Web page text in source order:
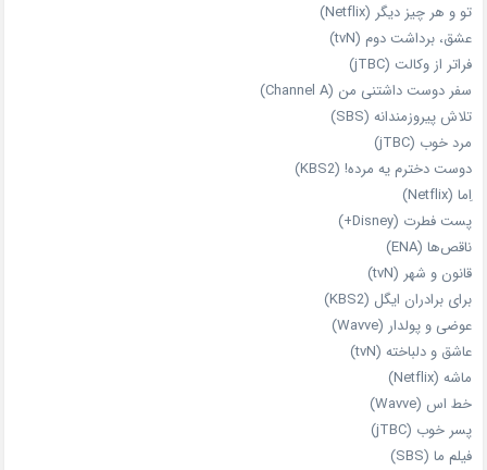
تو و هر چیز دیگر (Netflix)
عشق، برداشت دوم (tvN)
فراتر از وکالت (jTBC)
سفر دوست‌ داشتنی من (Channel A)
تلاش پیروزمندانه (SBS)
مرد خوب (jTBC)
دوست دخترم یه مرده! (KBS2)
اِما (Netflix)
پست فطرت (Disney+)
ناقص‌ها (ENA)
قانون و شهر (tvN)
برای برادران ایگل (KBS2)
عوضی و پولدار (Wavve)
عاشق و دلباخته (tvN)
ماشه (Netflix)
خط اس (Wavve)
پسر خوب (jTBC)
فیلم ما (SBS)